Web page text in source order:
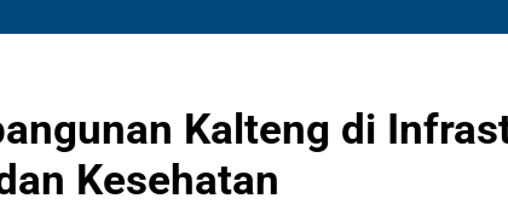
Kalteng di
Kesehatan